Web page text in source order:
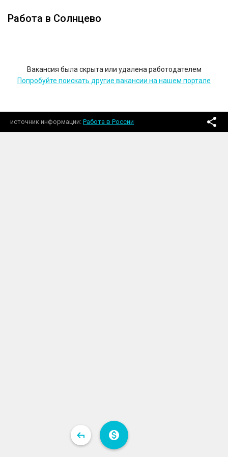
Работа в Солнцево
Вакансия была скрыта или удалена работодателем
Попробуйте поискать другие вакансии на нашем портале
источник информации Работа в России